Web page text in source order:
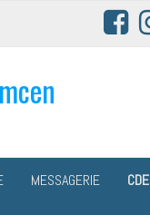
MESSAGERIE CDE